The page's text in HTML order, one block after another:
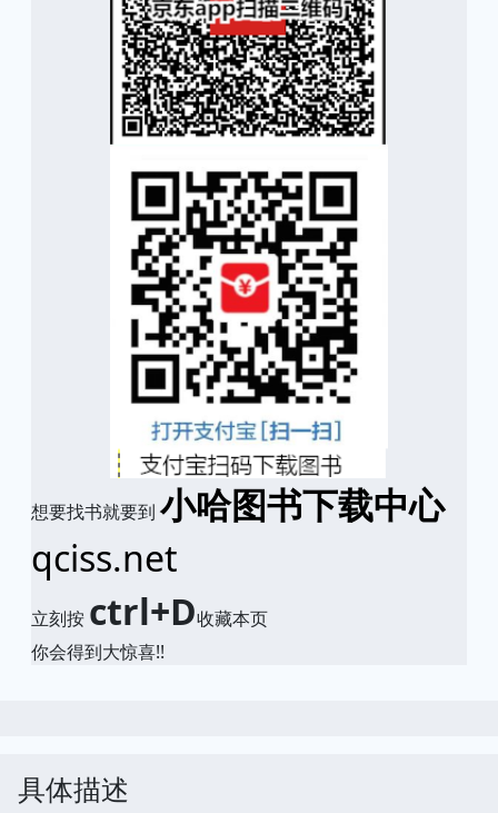
想要找书就要到 小哈图书下载中心
qciss.net
立刻按 ctrl+D收藏本页
你会得到大惊喜!!
具体描述